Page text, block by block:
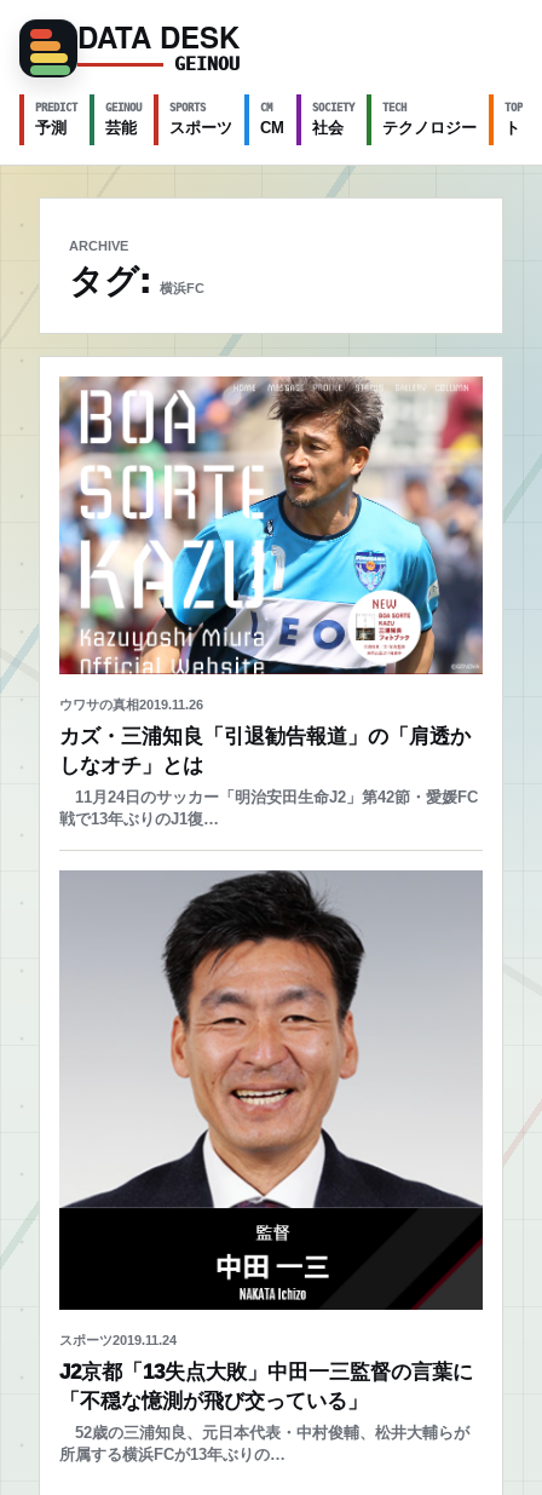
DATA DESK
GEINOU
PREDICT
予測
GEINOU
芸能
SPORTS
スポーツ
CM
CM
SOCIETY
社会
TECH
テクノロジー
TOPICS
ト
ARCHIVE
タグ: 横浜FC
ウワサの真相2019.11.26
カズ・三浦知良「引退勧告報道」の「肩透か
しなオチ」とは
11月24日のサッカー「明治安田生命J2」第42節・愛媛FC
戦で13年ぶりのJ1復…
スポーツ2019.11.24
J2京都「13失点大敗」中田一三監督の言葉に
「不穏な憶測が飛び交っている」
52歳の三浦知良、元日本代表・中村俊輔、松井大輔らが
所属する横浜FCが13年ぶりの…